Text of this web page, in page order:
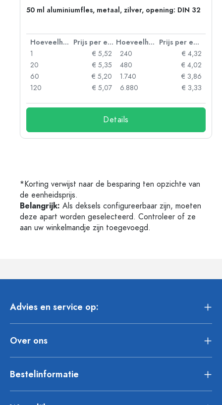
50 ml aluminiumfles, metaal, zilver, opening: DIN 32
Hoeveelheid Prijs per eenheid Hoeveelheid
Prijs per eenheid
1
€ 5,52
20
€ 5,35
60
€ 5,20
120
€ 5,07
240
€ 4,32
480
€ 4,02
1.740
€ 3,86
6.880
€ 3,33
Details
*Korting verwijst naar de besparing ten opzichte van
de eenheidsprijs.
Belangrijk: Als deksels configureerbaar zijn, moeten
deze apart worden geselecteerd. Controleer of ze
aan uw winkelmandje zijn toegevoegd.
Advies en service op:
Over ons
Bestelinformatie